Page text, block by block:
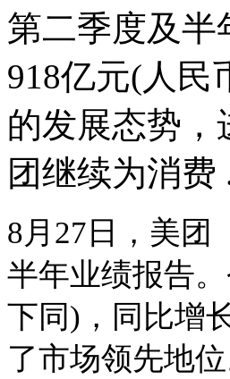
第二季度及半
918亿元(人民
的发展态势，
团继续为消费
8月27日，美团
半年业绩报告
下同)，同比增
了市场领先地位